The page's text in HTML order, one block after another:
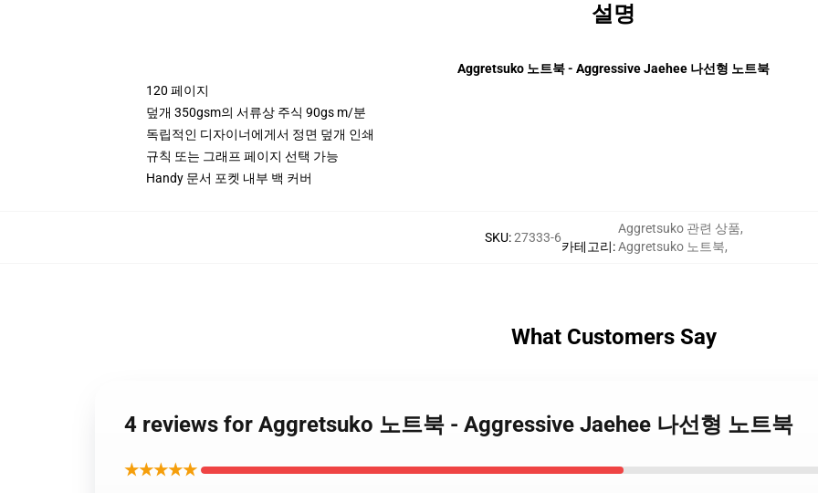
설명
Aggretsuko 노트북 - Aggressive Jaehee 나선형 노트북
120 페이지
덮개 350gsm의 서류상 주식 90gs m/분
독립적인 디자이너에게서 정면 덮개 인쇄
규칙 또는 그래프 페이지 선택 가능
Handy 문서 포켓 내부 백 커버
SKU:27333-6
카테고리:
Aggretsuko 관련 상품,
Aggretsuko 노트북,
What Customers Say
4 reviews for Aggretsuko 노트북 - Aggressive Jaehee 나선형 노트북
★★★★★